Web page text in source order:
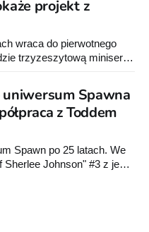
projekt z
wraca do pierwotnego
trzyzeszytową miniserią
Marka Spearsa.
Spawna
z Toddem
Spawn po 25 latach. We
Johnson" #3 z jego
tym pierwszą od 1994 r.